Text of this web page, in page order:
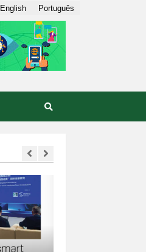
最新消息
English Português